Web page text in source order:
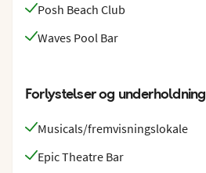
Posh Beach Club
Waves Pool Bar
Forlystelser og underholdning
Musicals/fremvisningslokale
Epic Theatre Bar